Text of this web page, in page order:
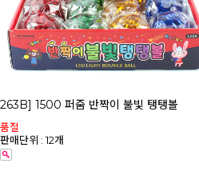
263B] 1500 퍼줌 반짝이 불빛 탱탱볼
품절
판매단위 : 12개